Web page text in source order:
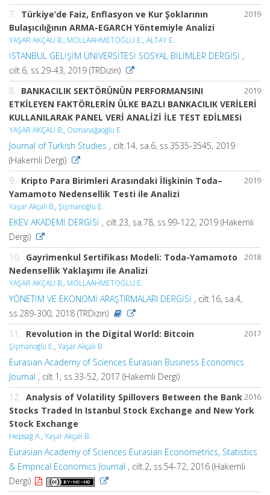
2019
7. Türkiye’de Faiz, Enflasyon ve Kur Şoklarının
Bulaşıcılığının ARMA-EGARCH Yöntemiyle Analizi
YAŞAR AKÇALI B., MOLLAAHMETOĞLU E., ALTAY E.
İSTANBUL GELİŞİM ÜNİVERSİTESİ SOSYAL BİLİMLER DERGİSİ ,
cilt.6, ss.29-43, 2019 (TRDizin)
2019
8. BANKACILIK SEKTÖRÜNÜN PERFORMANSINI
ETKİLEYEN FAKTÖRLERİN ÜLKE BAZLI BANKACILIK VERİLERİ
KULLANILARAK PANEL VERİ ANALİZİ İLE TEST EDİLMESi
YAŞAR AKÇALI B., Osmanağaoğlu E.
Journal of Turkish Studies , cilt.14, sa.6, ss.3535-3545, 2019
(Hakemli Dergi)
2019
9. Kripto Para Birimleri Arasındaki İlişkinin Toda–
Yamamoto Nedensellik Testi ile Analizi
Yaşar Akçalı B., Şişmanoğlu E.
EKEV AKADEMİ DERGİSİ , cilt.23, sa.78, ss.99-122, 2019 (Hakemli
Dergi)
2018
10. Gayrimenkul Sertifikası Modeli: Toda-Yamamoto
Nedensellik Yaklaşımı ile Analizi
YAŞAR AKÇALI B., MOLLAAHMETOĞLU E.
YÖNETİM VE EKONOMİ ARAŞTIRMALARI DERGİSİ , cilt.16, sa.4,
ss.289-300, 2018 (TRDizin)
2017
11. Revolution in the Digital World: Bitcoin
Şişmanoğlu E., Yaşar Akçalı B.
Eurasian Academy of Sciences Eurasian Business Economics
Journal , cilt.1, ss.33-52, 2017 (Hakemli Dergi)
2016
12. Analysis of Volatility Spillovers Between the Bank
Stocks Traded In Istanbul Stock Exchange and New York
Stock Exchange
Hepsağ A., Yaşar Akçalı B.
Eurasian Academy of Sciences Eurasian Econometrics, Statistics
& Emprical Economics Journal , cilt.2, ss.54-72, 2016 (Hakemli
Dergi)